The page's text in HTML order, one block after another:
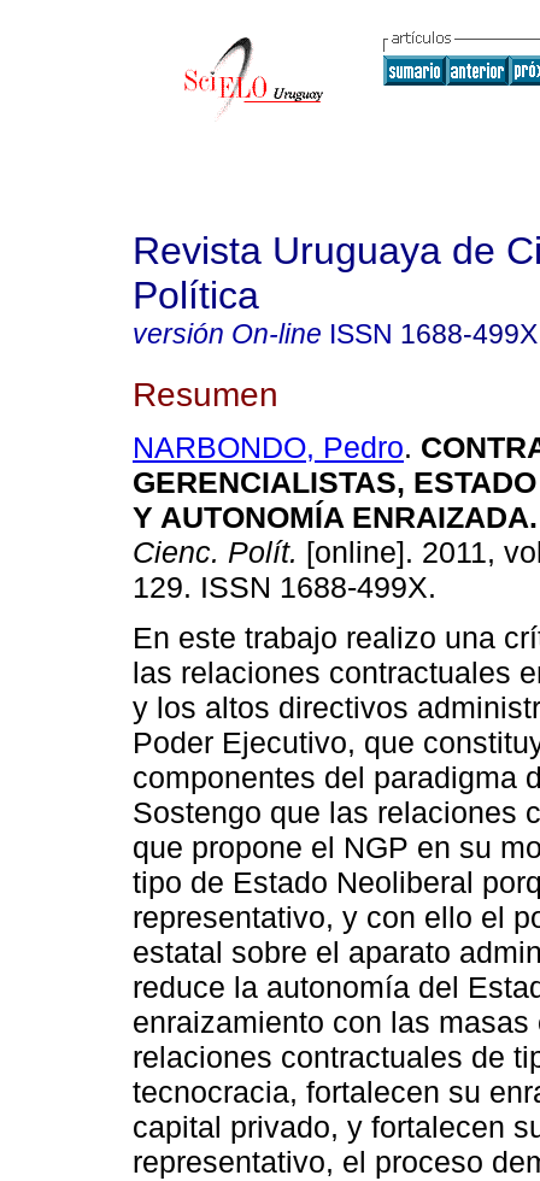
Revista Uruguaya de
Política
versión On-line ISSN 1688-499X
Resumen
NARBONDO, Pedro.
GERENCIALISTAS,
Y AUTONOMÍA ENRAIZADA.
Cienc. Polít. [online]. 2011,
129. ISSN 1688-499X.
En este trabajo realizo una
las relaciones contractuales
y los altos directivos
Poder Ejecutivo, que
componentes del paradigma
Sostengo que las relaciones
que propone el NGP en su
tipo de Estado Neoliberal
representativo, y con ello el
estatal sobre el aparato
reduce la autonomía del
enraizamiento con las
relaciones contractuales de
tecnocracia, fortalecen su
capital privado, y fortalecen
representativo, el proceso